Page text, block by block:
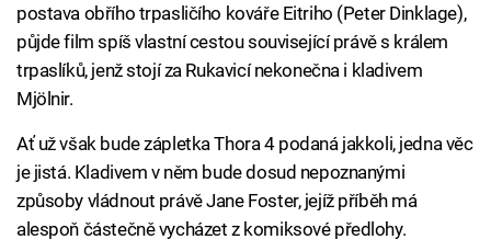
postava obřího trpasličího kováře Eitriho (Peter Dinklage),
půjde film spíš vlastní cestou související právě s králem
trpaslíků, jenž stojí za Rukavicí nekonečna i kladivem
Mjölnir.
Ať už však bude zápletka Thora 4 podaná jakkoli, jedna věc
je jistá. Kladivem v něm bude dosud nepoznanými
způsoby vládnout právě Jane Foster, jejíž příběh má
alespoň částečně vycházet z komiksové předlohy.